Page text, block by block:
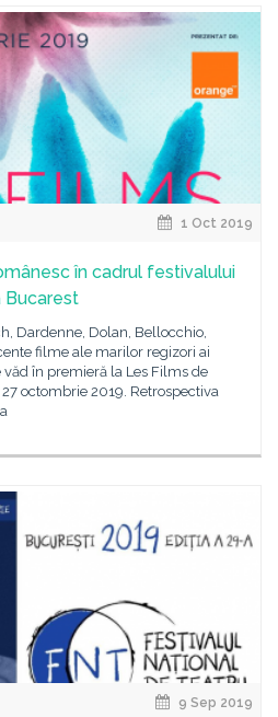
1 Oct 2019
în cadrul festivalului
Bucarest
Dardenne, Dolan, Bellocchio,
filme ale marilor regizori ai
în premieră la Les Films de
octombrie 2019. Retrospectiva
9 Sep 2019